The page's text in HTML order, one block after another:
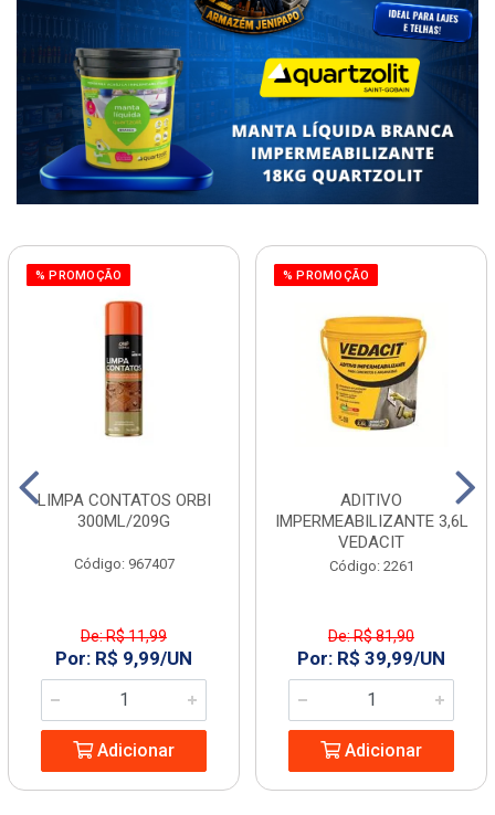
% PROMOÇÃO
LIMPA CONTATOS ORBI
300ML/209G
Código: 967407
De: R$ 11,99
Por: R$ 9,99/UN
Adicionar
% PROMOÇÃO
ADITIVO
IMPERMEABILIZANTE 3,6L
VEDACIT
Código: 2261
De: R$ 81,90
Por: R$ 39,99/UN
Adicionar